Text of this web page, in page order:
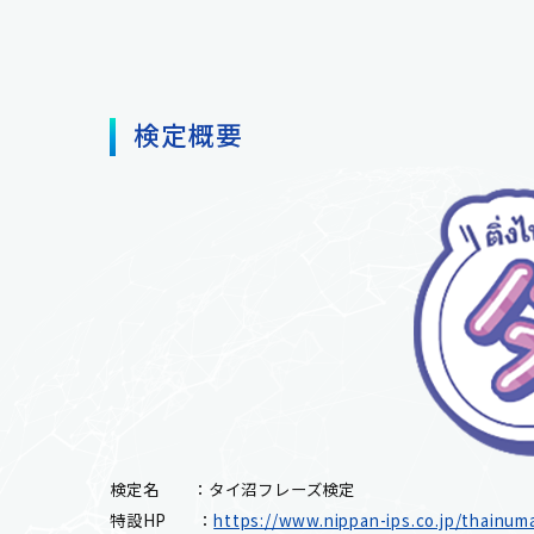
検定概要
検定名 ：タイ沼フレーズ検定
特設HP ：https://www.nippan-ips.co.jp/